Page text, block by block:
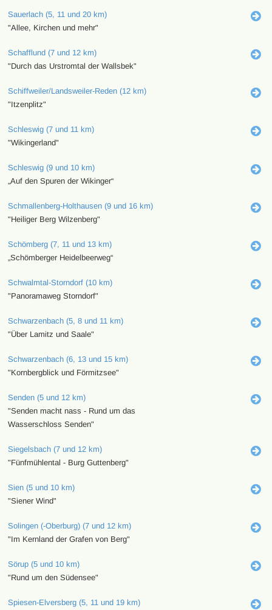
Sauerlach (5, 11 und 20 km)
"Allee, Kirchen und mehr"
Schafflund (7 und 12 km)
"Durch das Urstromtal der Wallsbek"
Schiffweiler/Landsweiler-Reden (12 km)
"Itzenplitz"
Schleswig (7 und 11 km)
"Wikingerland"
Schleswig (9 und 10 km)
„Auf den Spuren der Wikinger“
Schmallenberg-Holthausen (9 und 16 km)
"Heiliger Berg Wilzenberg"
Schömberg (7, 11 und 13 km)
„Schömberger Heidelbeerweg“
Schwalmtal-Storndorf (10 km)
"Panoramaweg Storndorf"
Schwarzenbach (5, 8 und 11 km)
"Über Lamitz und Saale"
Schwarzenbach (6, 13 und 15 km)
"Kornbergblick und Förmitzsee"
Senden (5 und 12 km)
"Senden macht nass - Rund um das
Wasserschloss Senden"
Siegelsbach (7 und 12 km)
"Fünfmühlental - Burg Guttenberg"
Sien (5 und 10 km)
"Siener Wind"
Solingen (-Oberburg) (7 und 12 km)
"Im Kernland der Grafen von Berg"
Sörup (5 und 10 km)
"Rund um den Südensee"
Spiesen-Elversberg (5, 11 und 19 km)